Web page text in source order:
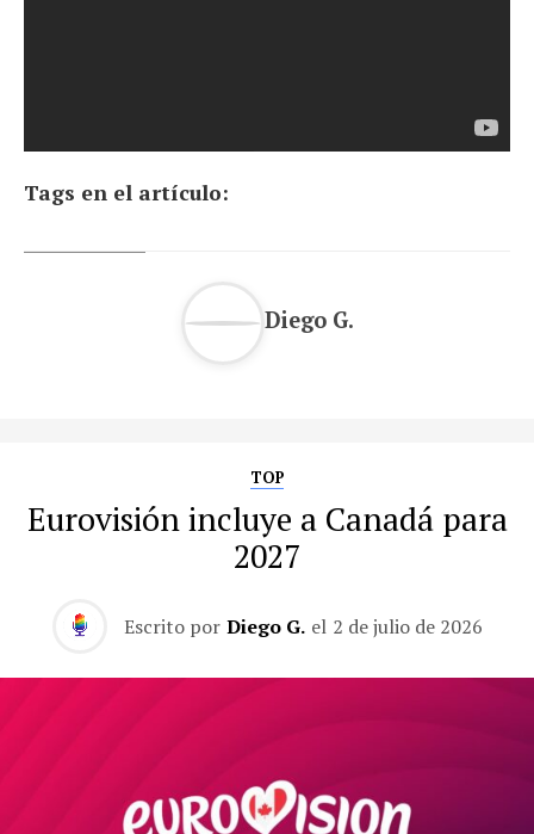
Tags en el artículo:
Diego G.
TOP
Eurovisión incluye a Canadá para
2027
Escrito por Diego G. el 2 de julio de 2026